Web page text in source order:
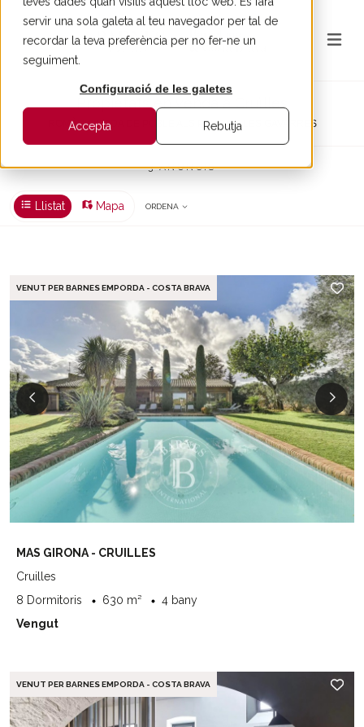
servir una sola galeta al teu navegador per tal de
recordar la teva preferència per no fer-ne un
seguiment.
Configuració de les galetes
Accepta Rebutja
Propietats en venda a Cruïlles
ROMÀNIC I VIDA DE POBLE ALS PEUS DE LES GAVARRES
3 ANUNCIS
Llistat Mapa ORDENA
VENUT PER BARNES EMPORDA - COSTA BRAVA
MAS GIRONA - CRUILLES
Cruilles
8 Dormitoris
630 m²
4 bany
Vengut
VENUT PER BARNES EMPORDA - COSTA BRAVA